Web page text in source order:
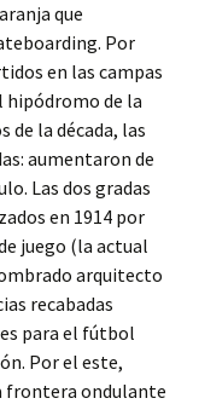
que
Por
en las campas
hipódromo de la
de la década, las
aumentaron de
Las dos gradas
en 1914 por
juego (la actual
arquitecto
recabadas
para el fútbol
Por el este,
frontera ondulante